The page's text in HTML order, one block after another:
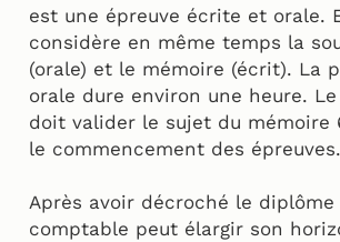
est une épreuve écrite et orale.
considère en même temps la
(orale) et le mémoire (écrit). La
orale dure environ une heure.
doit valider le sujet du mémoire
le commencement des épreuves.
Après avoir décroché le diplôme
comptable peut élargir son